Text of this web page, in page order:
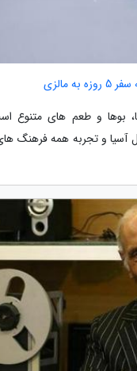
مالزی
بوها و طعم های متنوع
و تجربه همه فرهنگ